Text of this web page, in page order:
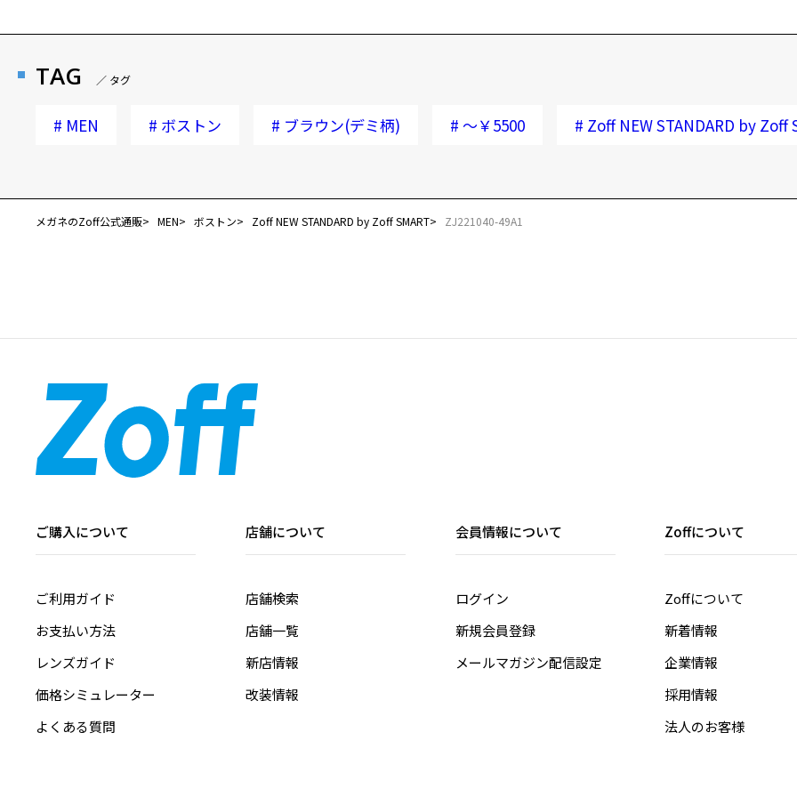
TAG ／ タグ
# MEN # ボストン # ブラウン(デミ柄) # ～￥5500 # Zoff NEW STANDARD by Zoff
メガネのZoff公式通販 MEN ボストン Zoff NEW STANDARD by Zoff SMART ZJ221040-49A1
ご購入について
ご利用ガイド
お支払い方法
レンズガイド
価格シミュレーター
よくある質問
店舗について
店舗検索
店舗一覧
新店情報
改装情報
会員情報について
ログイン
新規会員登録
メールマガジン配信設定
Zoffについて
Zoffについて
新着情報
企業情報
採用情報
法人のお客様